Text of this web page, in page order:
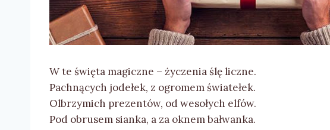
W te święta magiczne – życzenia ślę liczne.
Pachnących jodełek, z ogromem światełek.
Olbrzymich prezentów, od wesołych elfów.
Pod obrusem sianka, a za oknem bałwanka.